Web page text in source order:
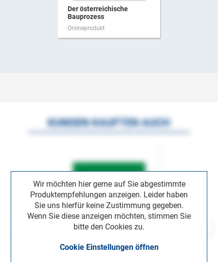
Der österreichische
Bauprozess
Onlineprodukt
Wir möchten hier gerne auf Sie abgestimmte
Produktempfehlungen anzeigen. Leider haben
Sie uns hierfür keine Zustimmung gegeben.
Wenn Sie diese anzeigen möchten, stimmen Sie
bitte den Cookies zu.
Cookie Einstellungen öffnen
KUNDEN KAUFTEN AUCH